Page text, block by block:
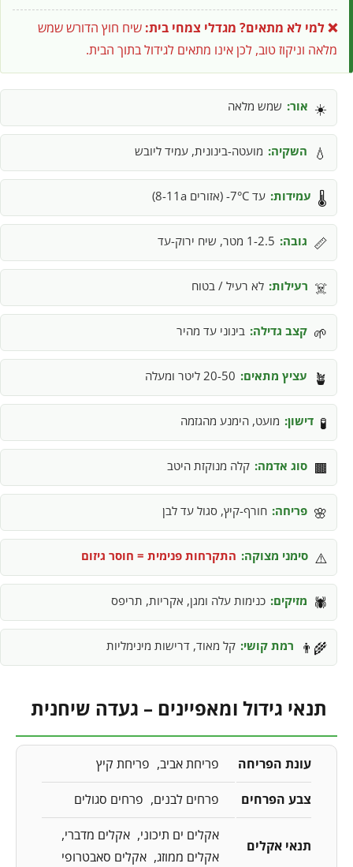
❌ למי לא מתאים? מגדלי צמחי בית: שיח חוץ הדורש שמש
מלאה וניקוז טוב, לכן אינו מתאים לגידול בתוך הבית.
☀️ אור: שמש מלאה
💧 השקיה: מועטה-בינונית, עמיד ליובש
🌡️ עמידות: עד 7°C- (אזורים 8-11a)
📏 גובה: 1-2.5 מטר, שיח ירוק-עד
☠️ רעילות: לא רעיל / בטוח
🌱 קצב גדילה: בינוני עד מהיר
🪴 עציץ מתאים: 20-50 ליטר ומעלה
🧪 דישון: מועט, הימנע מהגזמה
🟫 סוג אדמה: קלה מנוקזת היטב
🌸 פריחה: חורף-קיץ, סגול עד לבן
⚠️ סימני מצוקה: התקרחות פנימית = חוסר גיזום
🕷️ מזיקים: כנימות עלה ומגן, אקריות, תריפס
👨‍🌾 רמת קושי: קל מאוד, דרישות מינימליות
תנאי גידול ומאפיינים – געדה שיחנית
עונת הפריחה פריחת אביב פריחת קיץ
צבע הפרחים פרחים לבנים פרחים סגולים
תנאי אקלים
אקלים ים תיכוני
אקלים מדברי
אקלים ממוזג אקלים סאבטרופי